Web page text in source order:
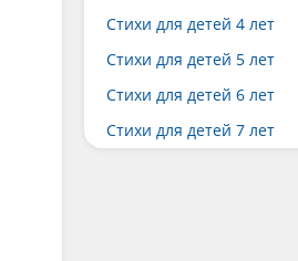
Стихи для детей 4 лет
Стихи для детей 5 лет
Стихи для детей 6 лет
Стихи для детей 7 лет